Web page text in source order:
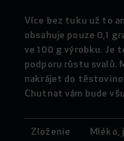
Více bez tuku už to
obsahuje pouze 0,1
ve 100 g výrobku. Je
podporu růstu svalů.
nakrájet do
Chutnat vám bude
Zloženie
Mléko,